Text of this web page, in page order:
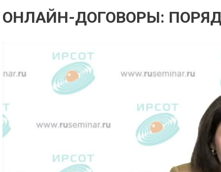
ОНЛАЙН-ДОГОВОРЫ:
Предварительный просмотр.